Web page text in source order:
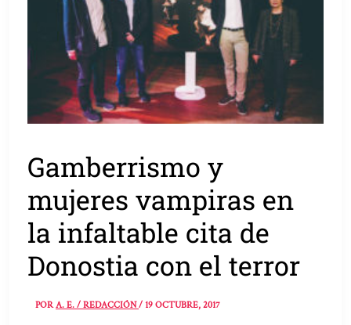
Gamberrismo y
mujeres vampiras en
la infaltable cita de
Donostia con el terror
PORA. E. / REDACCIÓN/19 OCTUBRE, 2017